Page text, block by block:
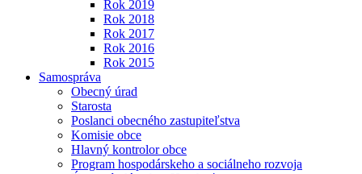
Rok 2019
Rok 2018
Rok 2017
Rok 2016
Rok 2015
Samospráva
Obecný úrad
Starosta
Poslanci obecného zastupiteľstva
Komisie obce
Hlavný kontrolor obce
Program hospodárskeho a sociálneho rozvoja